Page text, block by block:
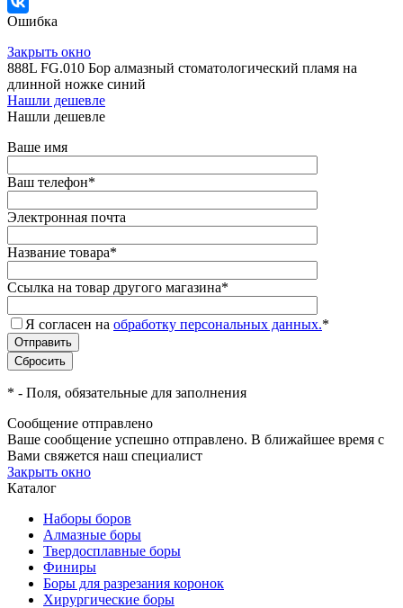
Ошибка
Закрыть окно
888L FG.010 Бор алмазный стоматологический пламя на
длинной ножке синий
Нашли дешевле
Нашли дешевле
Ваше имя
Ваш телефон*
Электронная почта
Название товара*
Ссылка на товар другого магазина*
Я согласен на обработку персональных данных.*
* - Поля, обязательные для заполнения
Сообщение отправлено
Ваше сообщение успешно отправлено. В ближайшее время с
Вами свяжется наш специалист
Закрыть окно
Каталог
Наборы боров
Алмазные боры
Твердосплавные боры
Финиры
Боры для разрезания коронок
Хирургические боры